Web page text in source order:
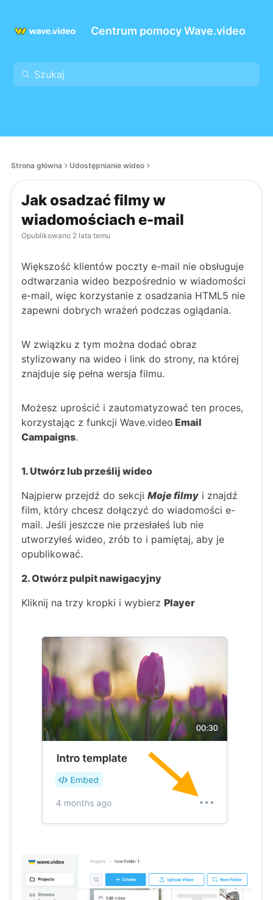
Centrum pomocy Wave.video
Strona główna Udostępnianie wideo
Jak osadzać filmy w
wiadomościach e-mail
Opublikowano 2 lata temu
Większość klientów poczty e-mail nie obsługuje
odtwarzania wideo bezpośrednio w wiadomości
e-mail, więc korzystanie z osadzania HTML5 nie
zapewni dobrych wrażeń podczas oglądania.
W związku z tym można dodać obraz
stylizowany na wideo i link do strony, na której
znajduje się pełna wersja filmu.
Możesz uprościć i zautomatyzować ten proces,
korzystając z funkcji Wave.video Email
Campaigns.
1. Utwórz lub prześlij wideo
Najpierw przejdź do sekcji Moje filmy i znajdź
film, który chcesz dołączyć do wiadomości e-
mail. Jeśli jeszcze nie przesłałeś lub nie
utworzyłeś wideo, zrób to i pamiętaj, aby je
opublikować.
2. Otwórz pulpit nawigacyjny
Kliknij na trzy kropki i wybierz Player